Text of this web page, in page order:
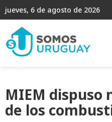
jueves, 6 de agosto de 2026
MIEM dispuso
de los